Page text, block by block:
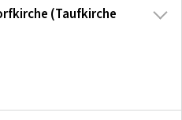
(Taufkirche